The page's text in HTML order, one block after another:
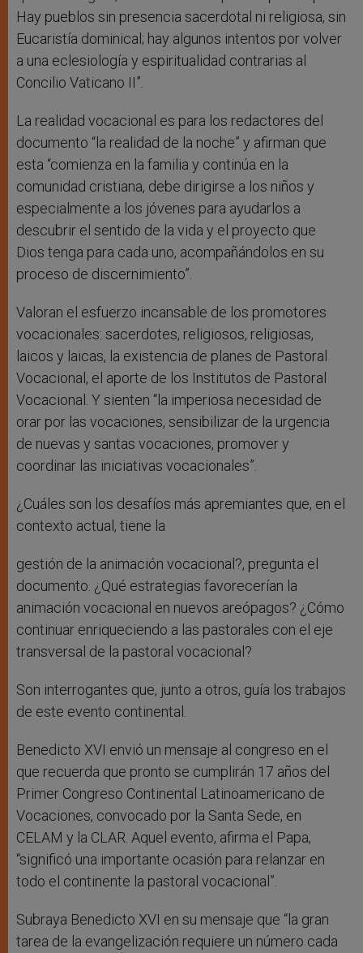
Hay pueblos sin presencia sacerdotal ni religiosa, sin
Eucaristía dominical; hay algunos intentos por volver
a una eclesiología y espiritualidad contrarias al
Concilio Vaticano II”.
La realidad vocacional es para los redactores del
documento “la realidad de la noche” y afirman que
esta “comienza en la familia y continúa en la
comunidad cristiana, debe dirigirse a los niños y
especialmente a los jóvenes para ayudarlos a
descubrir el sentido de la vida y el proyecto que
Dios tenga para cada uno, acompañándolos en su
proceso de discernimiento”.
Valoran el esfuerzo incansable de los promotores
vocacionales: sacerdotes, religiosos, religiosas,
laicos y laicas, la existencia de planes de Pastoral
Vocacional, el aporte de los Institutos de Pastoral
Vocacional. Y sienten “la imperiosa necesidad de
orar por las vocaciones, sensibilizar de la urgencia
de nuevas y santas vocaciones, promover y
coordinar las iniciativas vocacionales”.
¿Cuáles son los desafíos más apremiantes que, en el
contexto actual, tiene la
gestión de la animación vocacional?, pregunta el
documento. ¿Qué estrategias favorecerían la
animación vocacional en nuevos areópagos? ¿Cómo
continuar enriqueciendo a las pastorales con el eje
transversal de la pastoral vocacional?
Son interrogantes que, junto a otros, guía los trabajos
de este evento continental.
Benedicto XVI envió un mensaje al congreso en el
que recuerda que pronto se cumplirán 17 años del
Primer Congreso Continental Latinoamericano de
Vocaciones, convocado por la Santa Sede, en
CELAM y la CLAR. Aquel evento, afirma el Papa,
“significó una importante ocasión para relanzar en
todo el continente la pastoral vocacional”.
Subraya Benedicto XVI en su mensaje que “la gran
tarea de la evangelización requiere un número cada